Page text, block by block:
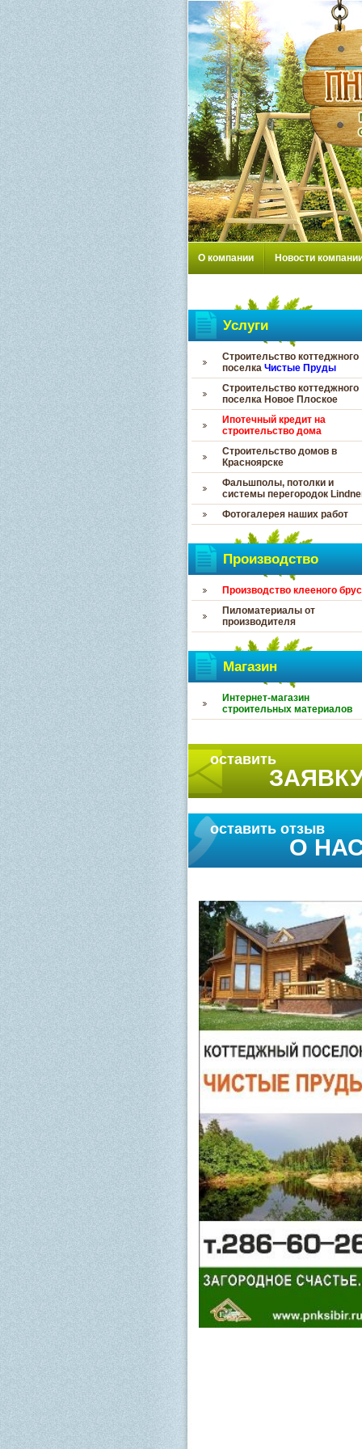
О компании Новости
Услуги
Строительство коттеджного
поселка Чистые Пруды
Строительство коттеджного
поселка Новое Плоское
Ипотечный кредит на
строительство дома
Строительство домов в
Красноярске
Фальшполы, потолки и
системы перегородок
Фотогалерея наших работ
Производство
Производство клееного
Пиломатериалы от
производителя
Магазин
Интернет-магазин
строительных материалов
оставить
оставить отзыв
О